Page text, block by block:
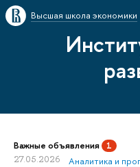
Высшая школа экономики
Важные объявления 1
27.05.2026
Аналитика и